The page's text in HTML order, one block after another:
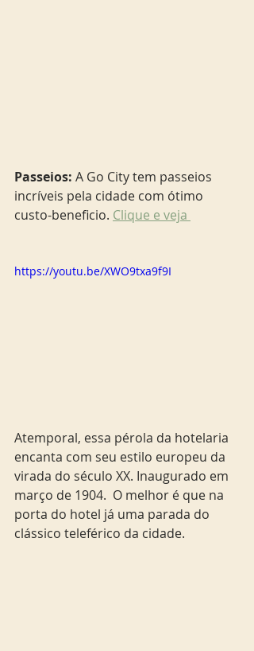
Passeios: A Go City tem passeios
incríveis pela cidade com ótimo
custo-beneficio. Clique e veja
https://youtu.be/XWO9txa9f9I
Atemporal, essa pérola da hotelaria
encanta com seu estilo europeu da
virada do século XX. Inaugurado em
março de 1904.  O melhor é que na
porta do hotel já uma parada do
clássico teleférico da cidade.